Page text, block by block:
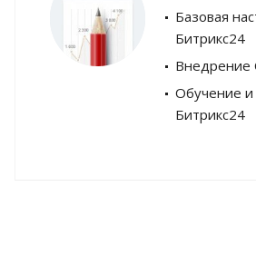
Базовая
Битрикс24
Внедрение
Обучение
Битрикс24